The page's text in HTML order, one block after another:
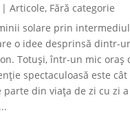
Articole, Fără categorie
solare prin
o idee desprinsă dintr-
Totuși, într-un mic oraș
spectaculoasă este cât
parte din viața de zi cu zi a